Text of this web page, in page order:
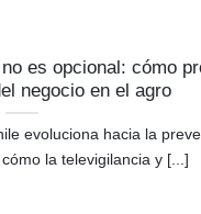
es opcional: cómo
negocio en el agro
evoluciona hacia la
la televigilancia y [...]